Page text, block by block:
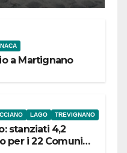
a Martignano
LAGO TREVIGNANO
stanziati 4,2
per i 22 Comuni